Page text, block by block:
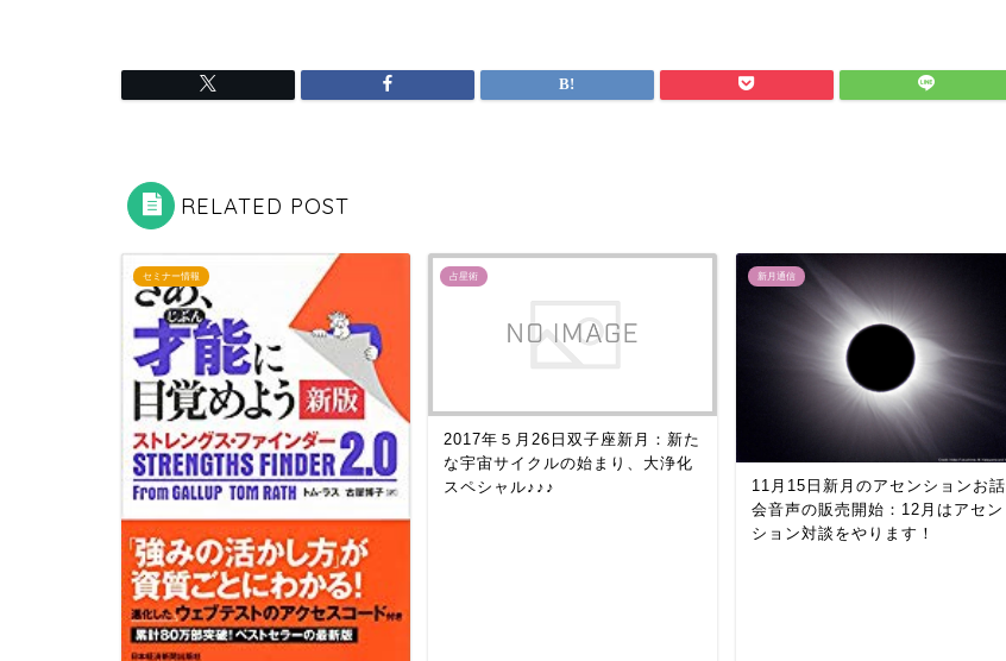
RELATED POST
セミナー情報 占星術
2017年５月26日双子座新月：新た
な宇宙サイクルの始まり、大浄化
スペシャル♪♪♪
新月通信
11月15日新月のアセンションお話
会音声の販売開始：12月はアセン
ション対談をやります！